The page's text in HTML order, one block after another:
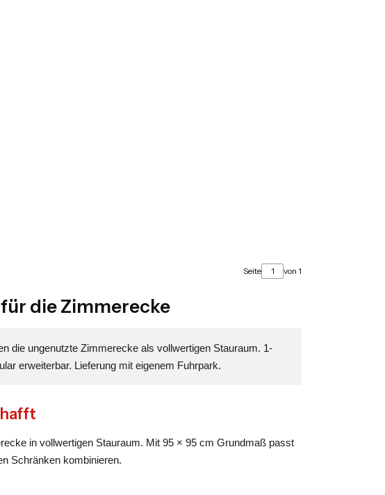
Seite von 1
die Zimmerecke
die ungenutzte Zimmerecke als vollwertigen Stauraum. 1-
erweiterbar. Lieferung mit eigenem Fuhrpark.
in vollwertigen Stauraum. Mit 95 × 95 cm Grundmaß passt
Schränken kombinieren.